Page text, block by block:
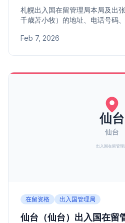
札幌出入国在留管理局本局及出张
千歳苫小牧）的地址、电话号码、
Feb 7, 2026
在留资格 出入国管理局
仙台（仙台）出入国在留